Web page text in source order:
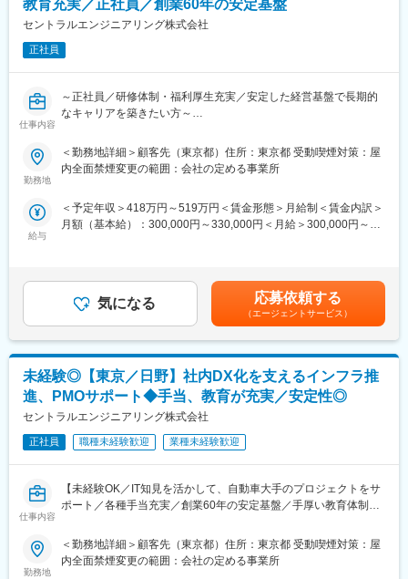
な経営基盤の構築と企業価値向上を目指しております。当社が有
する豊富な技術者リソースと SMBC グループが持つネットワーク
社会への貢献、社会的価値の創造に取り組む所存です。
ー、キャリアサポートなどを実施しています。
未経験の方はまず面談等を行ったうえで個々に必要な研修をご用
定期的に営業や人材開発部スタッフとの面談でご自身の現状や目
標をすり合わせるため、評価のポイントがわかりやすく、明確な
■当社について：
す。
◇まだ世に出ていない新製品の開発など様々なプロジェクトに参
でお客様のご要望に対応できることが最大の強みです。
◇また、夕方街に流れる「夕焼け小焼け」の防災無線用のアンプ
は全国約40,000箇所に設置された自社製品です。
◇今後の高齢化社会を見据え、医療機器業界にも参入。あなたの
可能性を広げ大きく羽ばたく舞台をご用意し、あなたの「“やりた
い”に就ける」を実現します。
変更の範囲：会社の定める業務
教育充実／正社員／創業60年の安定基盤
セントラルエンジニアリング株式会社
正社員
仕事内容
～正社員／研修体制・福利厚生充実／安定した経営基盤で長期的
なキャリアを築きたい方～
■業務内容：
社内情報インフラの運用・保守業務を担当いただきます。
ユーザーに近い立場で社内IT環境を支えるポジションであり、安
定した環境で長期的にスキルを積むことが可能です。
◇社内ユーザーからの問い合わせ対応（Windows／Office）
◇アカウント・アクセス権・クラウドストレージ管理
◇ソフトウェアライセンス管理・社内IT資産管理
◇ネットワーク（LAN／VLAN）・サーバー運用の補助業務
■自社のエンジニア育成機関「A-LABO」：
先端をいく技術が求められる場に身をおくエンジニアのため「A-
LABO」という独自の育成機関・施設を用意し、知識・スキル面の
成長をバックアップ。
基礎研修をはじめ、スキルアップ、キャリアアップセミナー、エ
ン力、リーダー・マネージャークラスの育成など、テクニカル×ヒ
ューマンスキルの両軸で育成に取り組んでいます。
場として自由に利用しているエンジニアも多数。今後もさらに充
実させていく方針。
勤務地
＜勤務地詳細＞顧客先（東京都）住所：東京都 受動喫煙対策：屋
内全面禁煙変更の範囲：会社の定める事業所
給与
＜予定年収＞418万円～519万円＜賃金形態＞月給制＜賃金内訳＞
月額（基本給）：300,000円～330,000円＜月給＞300,000円～
じて上下する可能性があります。月給(月額)は固定手当を含めた表
記です。気になる 応募依頼する
（エージェントサービス）
未経験◎【東京／日野】社内DX化を支えるインフラ推
進、PMOサポート◆手当、教育が充実／安定性◎
セントラルエンジニアリング株式会社
正社員 職種未経験歓迎 業種未経験歓迎
仕事内容
【未経験OK／IT知見を活かして、自動車大手のプロジェクトをサ
ポート／各種手当充実／創業60年の安定基盤／手厚い教育体制】
■業務内容：
◇大手自動車メーカーの社内IT部門にて、サーバー老朽化更新や
勤務地
＜勤務地詳細＞顧客先（東京都）住所：東京都 受動喫煙対策：屋
内全面禁煙変更の範囲：会社の定める事業所